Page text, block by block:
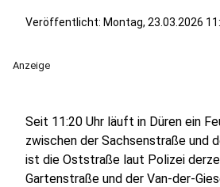
Veröffentlicht: Montag, 23.03.2026
Anzeige
Seit 11:20 Uhr läuft in Düren ein
zwischen der Sachsenstraße und
ist die Oststraße laut Polizei
Gartenstraße und der Van-der-